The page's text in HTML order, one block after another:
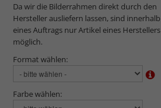
Da wir die Bilderrahmen direkt durch den
Hersteller ausliefern lassen, sind innerhalb
eines Auftrags nur Artikel eines Herstellers
möglich.
Format wählen:
Farbe wählen: